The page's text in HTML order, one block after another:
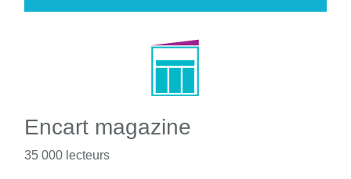
Encart magazine
35 000 lecteurs